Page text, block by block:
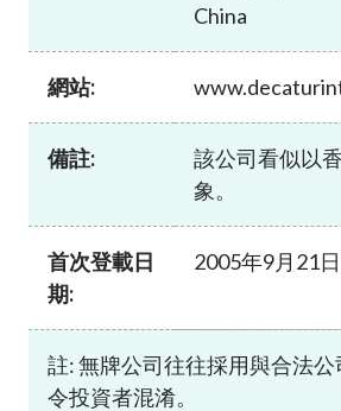
China
網站:
備註:
該公司看似以
象。
首次登載日
期:
2005年9月21日
註: 無牌公司往往採用與合法公
令投資者混淆。